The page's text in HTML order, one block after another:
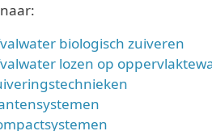
biologisch zuiveren
lozen op